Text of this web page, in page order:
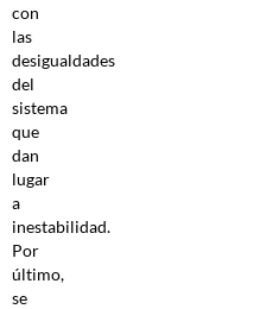
con
las
desigualdades
del
sistema
que
dan
lugar
a
inestabilidad.
Por
último,
se